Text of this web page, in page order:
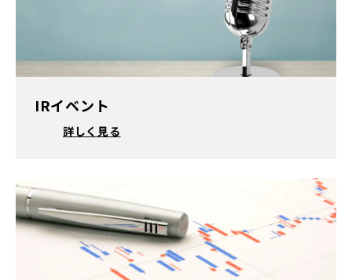
IRイベント
詳しく見る